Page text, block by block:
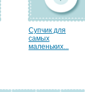
Супчик для
самых
маленьких...